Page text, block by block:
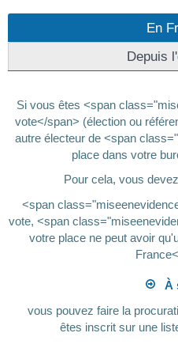
En
Depuis
Si vous êtes <span
vote</span> (élection ou
autre électeur de <span
place dans votre
Pour cela, vous
<span
vote, <span
votre place ne peut avoir
À
vous pouvez faire la
êtes inscrit sur une